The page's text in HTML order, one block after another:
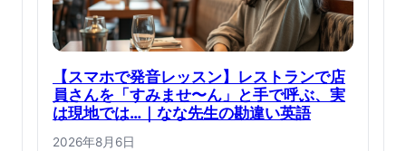
【スマホで発音レッスン】レストランで店
員さんを「すみませ〜ん」と手で呼ぶ、実
は現地では…｜なな先生の勘違い英語
2026年8月6日